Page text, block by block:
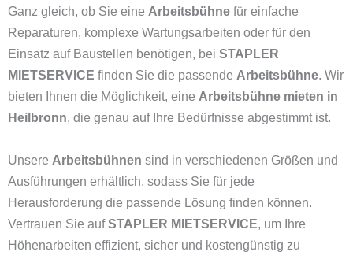
Ganz gleich, ob Sie eine Arbeitsbühne für einfache
Reparaturen, komplexe Wartungsarbeiten oder für den
Einsatz auf Baustellen benötigen, bei STAPLER
MIETSERVICE finden Sie die passende Arbeitsbühne. Wir
bieten Ihnen die Möglichkeit, eine Arbeitsbühne mieten in
Heilbronn, die genau auf Ihre Bedürfnisse abgestimmt ist.
Unsere Arbeitsbühnen sind in verschiedenen Größen und
Ausführungen erhältlich, sodass Sie für jede
Herausforderung die passende Lösung finden können.
Vertrauen Sie aufSTAPLER MIETSERVICE, um Ihre
Höhenarbeiten effizient, sicher und kostengünstig zu